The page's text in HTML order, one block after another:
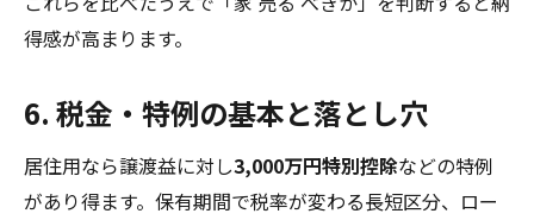
得感が高まります。
6. 税金・特例の基本と落とし穴
居住用なら譲渡益に対し3,000万円特別控除などの特例
があり得ます。保有期間で税率が変わる長短区分、ロー